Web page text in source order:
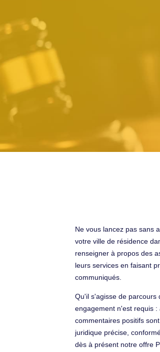
Ne vous lancez pas sans
votre ville de résidence
renseigner à propos des
leurs services en faisant
communiqués.
Qu'il s'agisse de parcours
engagement n'est requis
commentaires positifs
juridique précise,
dès à présent notre offre